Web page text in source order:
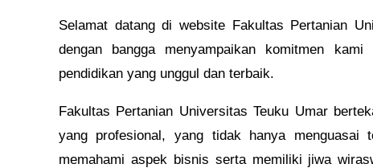
Selamat datang di website Fakultas Pertanian
dengan bangga menyampaikan komitmen
pendidikan yang unggul dan terbaik.
Fakultas Pertanian Universitas Teuku Umar
yang profesional, yang tidak hanya menguasai
memahami aspek bisnis serta memiliki jiwa